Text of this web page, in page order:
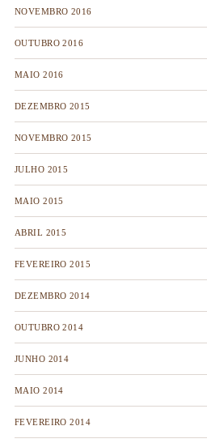
NOVEMBRO 2016
OUTUBRO 2016
MAIO 2016
DEZEMBRO 2015
NOVEMBRO 2015
JULHO 2015
MAIO 2015
ABRIL 2015
FEVEREIRO 2015
DEZEMBRO 2014
OUTUBRO 2014
JUNHO 2014
MAIO 2014
FEVEREIRO 2014